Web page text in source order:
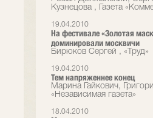
Кузнецова , Газета
19.04.2010
На фестивале «Золотая
доминировали москвичи
Бирюков Сергей , «Труд»
19.04.2010
Тем напряженнее конец
Марина Гайкович,
«Независимая газета»
18.04.2010